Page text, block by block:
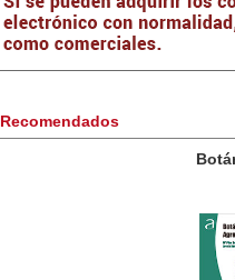
Recomendados